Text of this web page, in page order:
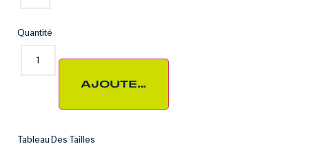
Quantité
AJOUTER AU PANIER
Tableau Des Tailles